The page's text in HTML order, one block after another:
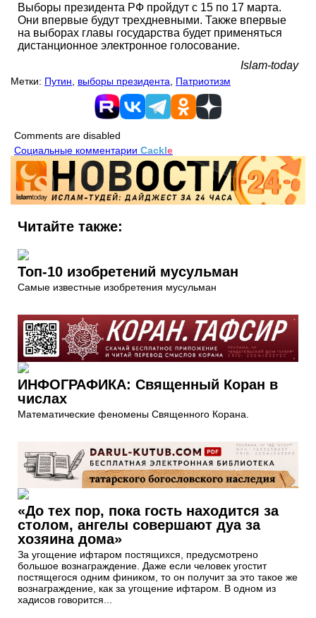
Выборы президента РФ пройдут с 15 по 17 марта.
Они впервые будут трехдневными. Также впервые
на выборах главы государства будет применяться
дистанционное электронное голосование.
Islam-today
Метки: Путин выборы президента Патриотизм
Comments are disabled
Социальные комментарии Cackle
Читайте также:
Топ-10 изобретений мусульман
Самые известные изобретения мусульман
ИНФОГРАФИКА: Священный Коран в
числах
Математические феномены Священного Корана.
«До тех пор, пока гость находится за
столом, ангелы совершают дуа за
хозяина дома»
За угощение ифтаром постящихся, предусмотрено
большое вознаграждение. Даже если человек угостит
постящегося одним фиником, то он получит за это такое же
вознаграждение, как за угощение ифтаром. В одном из
хадисов говорится...